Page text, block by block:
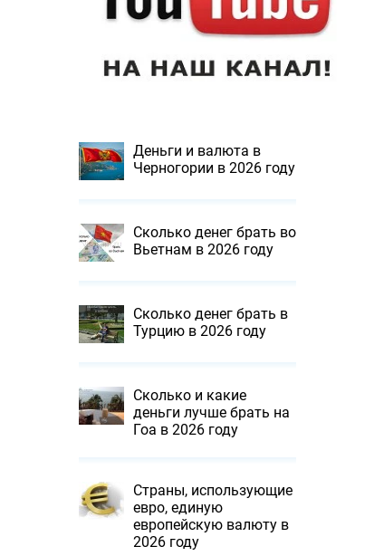
Деньги и валюта в
Черногории в 2026 году
Сколько денег брать во
Вьетнам в 2026 году
Сколько денег брать в
Турцию в 2026 году
Сколько и какие
деньги лучше брать на
Гоа в 2026 году
Страны, использующие
евро, единую
европейскую валюту в
2026 году